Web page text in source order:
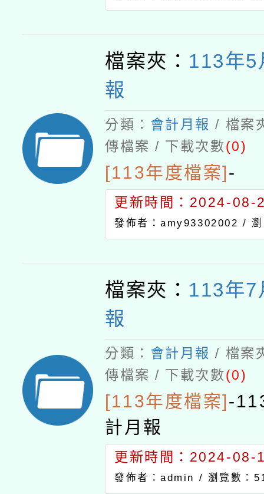
檔案夾： 113年5
報
分類： 會計月報 / 檔案
傳檔案 / 下載次數(0)
[113年度檔案] -
更新時間：2024-08-
發佈者：amy93302002 /
檔案夾： 113年7
報
分類： 會計月報 / 檔案
傳檔案 / 下載次數(0)
[113年度檔案] -
計月報
更新時間：2024-08-
發佈者：admin / 瀏覽數：